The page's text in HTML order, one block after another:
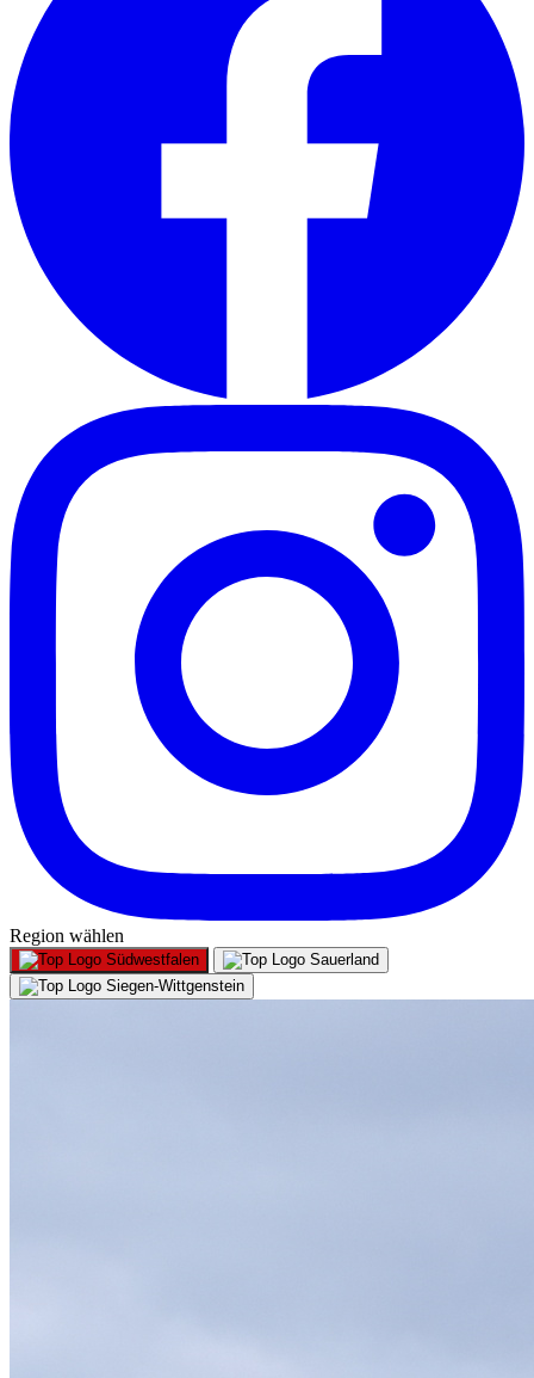
Region wählen
Südwestfalen
Sauerland
Siegen-Wittgenstein